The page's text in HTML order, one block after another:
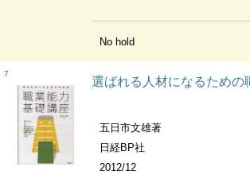
No hold
7
選ばれる人材になるための
五日市文雄著
日経BP社
2012/12